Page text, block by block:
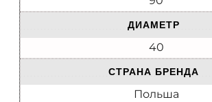
ДИАМЕТР
40
СТРАНА БРЕНДА
Польша